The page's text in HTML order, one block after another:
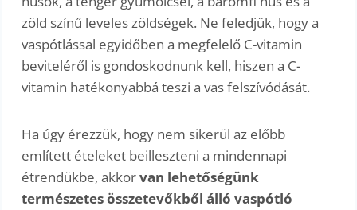
zöld színű leveles zöldségek. Ne feledjük, hogy a
vaspótlással egyidőben a megfelelő C-vitamin
beviteléről is gondoskodnunk kell, hiszen a C-
vitamin hatékonyabbá teszi a vas felszívódását.
Ha úgy érezzük, hogy nem sikerül az előbb
említett ételeket beilleszteni a mindennapi
étrendükbe, akkorvan lehetőségünk
természetes összetevőkből álló vaspótló